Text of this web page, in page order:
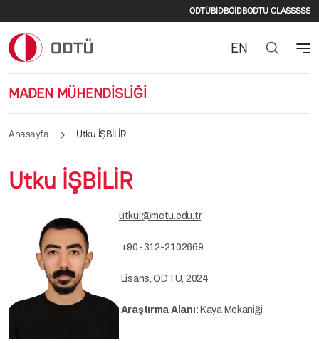
İkincil menü
ODTÜBİDBÖİDBODTU CLASSSSS
MADEN MÜHENDİSLİĞİ
EN
Anasayfa Utku İŞBİLİR
Utku İŞBİLİR
utkui@metu.edu.tr
+90-312-2102669
Lisans, ODTÜ, 2024
Araştırma Alanı: Kaya Mekaniği